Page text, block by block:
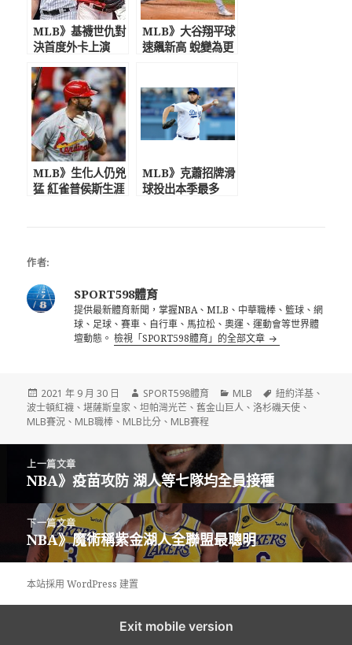
MLB》基襪世仇對
決首度外卡上演
MLB》大谷翔平球
速飆新高 蛻變為更
MLB》生化人仍兇
猛 紅雀普侯斯生涯
MLB》克蕭招牌滑
球投出本季最多
作者:
SPORT598體育
提供最新體育新聞，掌握NBA、MLB、中華職棒、籃球、網
球、足球、賽車、自行車、馬拉松、奧運、運動會等世界體
壇動態。檢視「SPORT598體育」的全部文章
發
佈
日
2021 年 9 月 30 日
作
者
SPORT598體育
分
類
MLB
標
籤
紐約洋基 、
波士頓紅襪 、堪薩斯皇家 、坦帕灣光芒 、舊金山巨人 、洛杉磯天使 、
MLB賽況 、 MLB職棒 、 MLB比分 、 MLB賽程
上一篇文章
上
篇
文
章:
NBA》疫苗攻防 湖人等七隊均全員接種
下一篇文章
下
一
篇
NBA》魔術稱紫金湖人全聯盟最聰明
本站採用 WordPress 建置
Exit mobile version